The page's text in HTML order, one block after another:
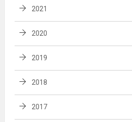
2021
2020
2019
2018
2017